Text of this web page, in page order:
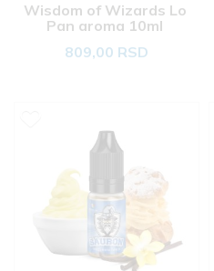
Wisdom of Wizards Lo
Pan aroma 10ml
809,00 RSD